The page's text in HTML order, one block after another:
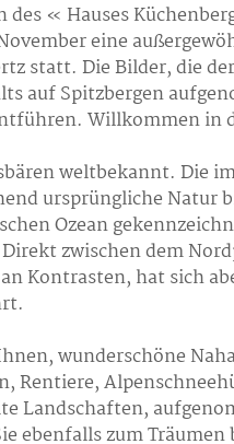
des « Hauses
eine
statt. Die Bilder, die
auf Spitzbergen
Willkommen in
weltbekannt. Die
ursprüngliche Natur
Ozean
zwischen dem
Kontrasten, hat sich
wunderschöne
Rentiere,
Landschaften,
ebenfalls zum